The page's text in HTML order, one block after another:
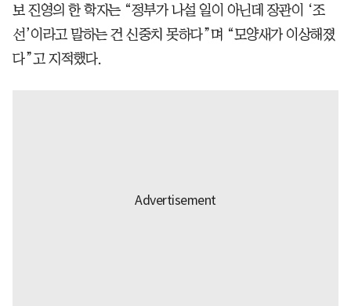
보 진영의 한 학자는 “정부가 나설 일이 아닌데 장관이 ‘조
선’이라고 말하는 건 신중치 못하다”며 “모양새가 이상해졌
다”고 지적했다.